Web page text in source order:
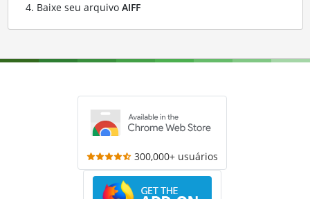
Baixe seu arquivo AIFF
300,000+ usuários